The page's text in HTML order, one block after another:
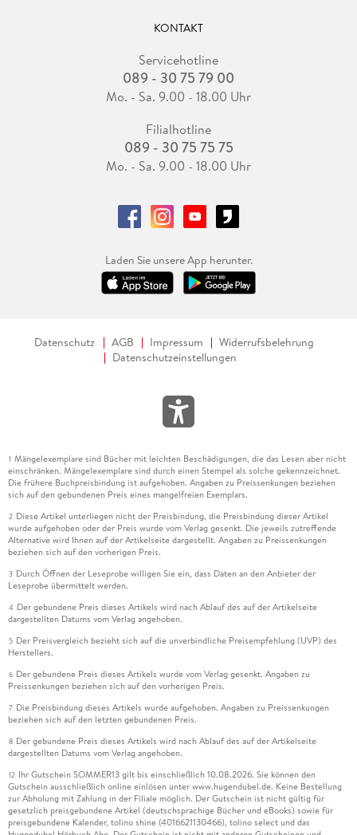
KONTAKT
Servicehotline
089 - 30 75 79 00
Mo. - Sa. 9.00 - 18.00 Uhr
Filialhotline
089 - 30 75 75 75
Mo. - Sa. 9.00 - 18.00 Uhr
Laden Sie unsere App herunter.
Datenschutz AGB Impressum
Widerrufsbelehrung
Datenschutzeinstellungen
1 Mängelexemplare sind Bücher mit leichten Beschädigungen, die das Lesen aber nicht
einschränken. Mängelexemplare sind durch einen Stempel als solche gekennzeichnet.
Die frühere Buchpreisbindung ist aufgehoben. Angaben zu Preissenkungen beziehen
sich auf den gebundenen Preis eines mangelfreien Exemplars.
2 Diese Artikel unterliegen nicht der Preisbindung, die Preisbindung dieser Artikel
wurde aufgehoben oder der Preis wurde vom Verlag gesenkt. Die jeweils zutreffende
Alternative wird Ihnen auf der Artikelseite dargestellt. Angaben zu Preissenkungen
beziehen sich auf den vorherigen Preis.
3 Durch Öffnen der Leseprobe willigen Sie ein, dass Daten an den Anbieter der
Leseprobe übermittelt werden.
4 Der gebundene Preis dieses Artikels wird nach Ablauf des auf der Artikelseite
dargestellten Datums vom Verlag angehoben.
5 Der Preisvergleich bezieht sich auf die unverbindliche Preisempfehlung (UVP) des
Herstellers.
6 Der gebundene Preis dieses Artikels wurde vom Verlag gesenkt. Angaben zu
Preissenkungen beziehen sich auf den vorherigen Preis.
7 Die Preisbindung dieses Artikels wurde aufgehoben. Angaben zu Preissenkungen
beziehen sich auf den letzten gebundenen Preis.
8 Der gebundene Preis dieses Artikels wird nach Ablauf des auf der Artikelseite
dargestellten Datums vom Verlag angehoben.
12 Ihr Gutschein SOMMER13 gilt bis einschließlich 10.08.2026. Sie können den
Gutschein ausschließlich online einlösen unter www.hugendubel.de. Keine Bestellung
zur Abholung mit Zahlung in der Filiale möglich. Der Gutschein ist nicht gültig für
gesetzlich preisgebundene Artikel (deutschsprachige Bücher und eBooks) sowie für
preisgebundene Kalender, tolino shine (4016621130466), tolino select und das